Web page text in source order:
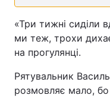
Цікавинки
Лонгріди
«Три тижні сиділи
ми теж, трохи
на прогулянці.
Рятувальник
розмовляє мало,